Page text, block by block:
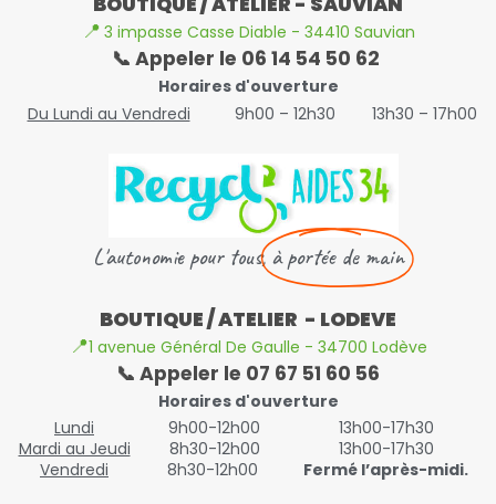
📍 3 impasse Casse Diable - 34410 Sauvian
📞 Appeler le 06 14 54 50 62
Horaires d'ouverture
Du Lundi au Vendredi
9h00 – 12h30 13h30 – 17h00
L'autonomie pour tous,à portée de main
BOUTIQUE / ATELIER - LODEVE
📍1 avenue Général De Gaulle - 34700 Lodève
📞 Appeler le 07 67 51 60 56
Horaires d'ouverture
Lundi
9h00-12h00
13h00-17h30
Mardi au Jeudi
8h30-12h00
13h00-17h30
Vendredi
8h30-12h00 Fermé l’après-midi.